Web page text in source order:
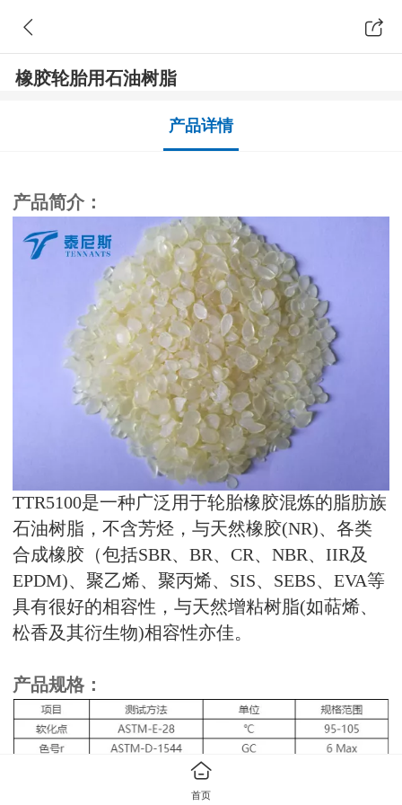
橡胶轮胎用石油树脂
产品详情
产品简介：
TTR5100是一种广泛用于轮胎橡胶混炼的脂肪族
石油树脂，不含芳烃，与天然橡胶(NR)、各类
合成橡胶（包括SBR、BR、CR、NBR、IIR及
EPDM)、聚乙烯、聚丙烯、SIS、SEBS、EVA等
具有很好的相容性，与天然增粘树脂(如萜烯、
松香及其衍生物)相容性亦佳。
产品规格：
首页